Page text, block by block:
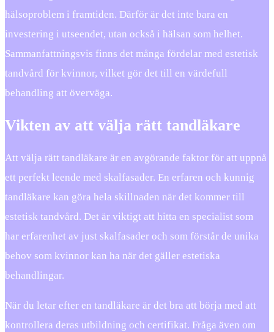
hälsoproblem i framtiden. Därför är det inte bara en
investering i utseendet, utan också i hälsan som helhet.
Sammanfattningsvis finns det många fördelar med estetisk
tandvård för kvinnor, vilket gör det till en värdefull
behandling att överväga.
Vikten av att välja rätt tandläkare
Att välja rätt tandläkare är en avgörande faktor för att uppnå
ett perfekt leende med skalfasader. En erfaren och kunnig
tandläkare kan göra hela skillnaden när det kommer till
estetisk tandvård. Det är viktigt att hitta en specialist som
har erfarenhet av just skalfasader och som förstår de unika
behov som kvinnor kan ha när det gäller estetiska
behandlingar.
När du letar efter en tandläkare är det bra att börja med att
kontrollera deras utbildning och certifikat. Fråga även om